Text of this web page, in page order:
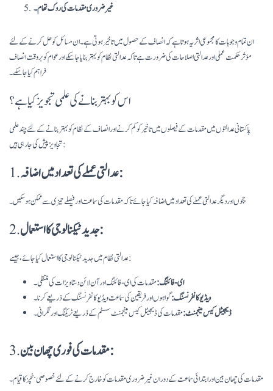
غیر ضروری مقدمات کی روک تھام۔
ان تمام وجوہات کا مجموعی اثر یہ ہوتا ہے کہ انصاف کے حصول میں تاخیر ہوتی ہے۔ ان مسائل کو حل کرنے کے لئے
مؤثر حکمت عملی اور عدالتی اصلاحات کی ضرورت ہے تاکہ عدالتی نظام کو بہتر بنایا جا سکے اور عوام کو بروقت انصاف
فراہم کیا جا سکے۔
اس کو بہتر بنا نے کی علمی تجویز کیا ہے؟
پاکستانی عدالتوں میں مقدمات کے فیصلوں میں تاخیر کو کم کرنے اور انصاف کے نظام کو بہتر بنانے کے لئے چند علمی
تجاویز پیش کی جا رہی ہیں:
1. عدالتی عملے کی تعداد میں اضافہ:
ججوں اور دیگر عدالتی عملے کی تعداد میں اضافہ کیا جائے تاکہ مقدمات کی سماعت اور فیصلے تیزی سے ممکن ہو سکیں۔
2. جدید ٹیکنالوجی کا استعمال:
عدالتی نظام میں جدید ٹیکنالوجی کا استعمال کیا جائے، جیسے:
ای-فائلنگ:مقدمات کی ای-فائلنگ اور آن لائن دستاویزات کی منتقلی۔
ویڈیو کانفرنسنگ:گواہوں اور فریقین کی سماعت ویڈیو کانفرنسنگ کے ذریعے کرنا۔
ڈیجیٹل کیس مینجمنٹ:مقدمات کی ڈیجیٹل کیس مینجمنٹ سسٹم کے ذریعے ٹریکنگ اور نگرانی۔
3. مقدمات کی فوری چھان بین:
مقدمات کی چھان بین اور ابتدائی سماعت کے دوران غیر ضروری مقدمات کو خارج کرنے کے لئے خصوصی بنچز کا قیام۔